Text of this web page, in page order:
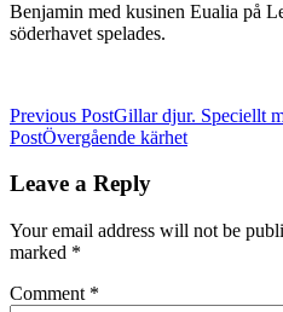
Benjamin med kusinen Eualia på
söderhavet spelades.
Post
navigation
Previous PostGillar djur. Speciellt
PostÖvergående kärhet
Leave a Reply
Your email address will not be
marked *
Comment *